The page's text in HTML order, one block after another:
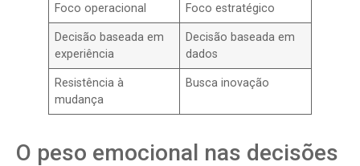
Foco operacional Foco estratégico
Decisão baseada em
experiência
Decisão baseada em
dados
Resistência à
mudança
Busca inovação
O peso emocional nas decisões